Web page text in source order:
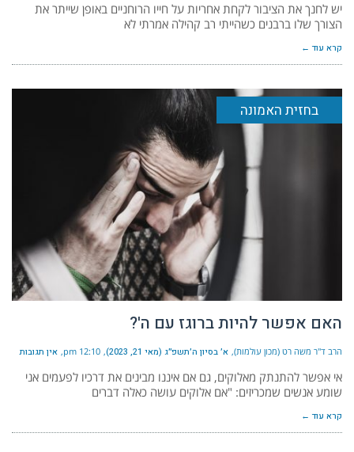
יש לחנך את הציבור לקחת אחריות על חייו הרוחניים באופן שייתר את
הצורך שלו ברבנים כשהייתי רב קהילה אמרתי לא
קרא עוד ←
בחזית האמונה
האם אפשר להיות ברוגז עם ה'?
הרב ד"ר משה רט (מכון עולמות) א׳ בסיון ה׳תשפ״ג (מאי 21, 2023) 12:10 pm אין תגובות
אי אפשר להתנתק מאלוקים, גם אם איננו מבינים את דרכיו לפעמים אני
שומע אנשים שמכריזים: "אם אלוקים עושה כאלה דברים
קרא עוד ←